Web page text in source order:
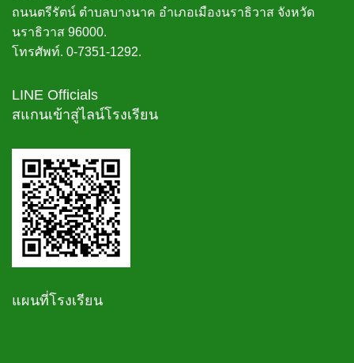
ถนนตรีรัตน์ ตำบลบางนาค อำเภอเมืองนราธิวาส จังหวัด
นราธิวาส 96000.
โทรศัพท์. 0-7351-1292.
LINE Officials
สแกนเข้าสู่ไลน์โรงเรียน
แผนที่โรงเรียน